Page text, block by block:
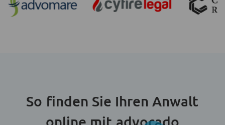
So finden Sie Ihren Anwalt